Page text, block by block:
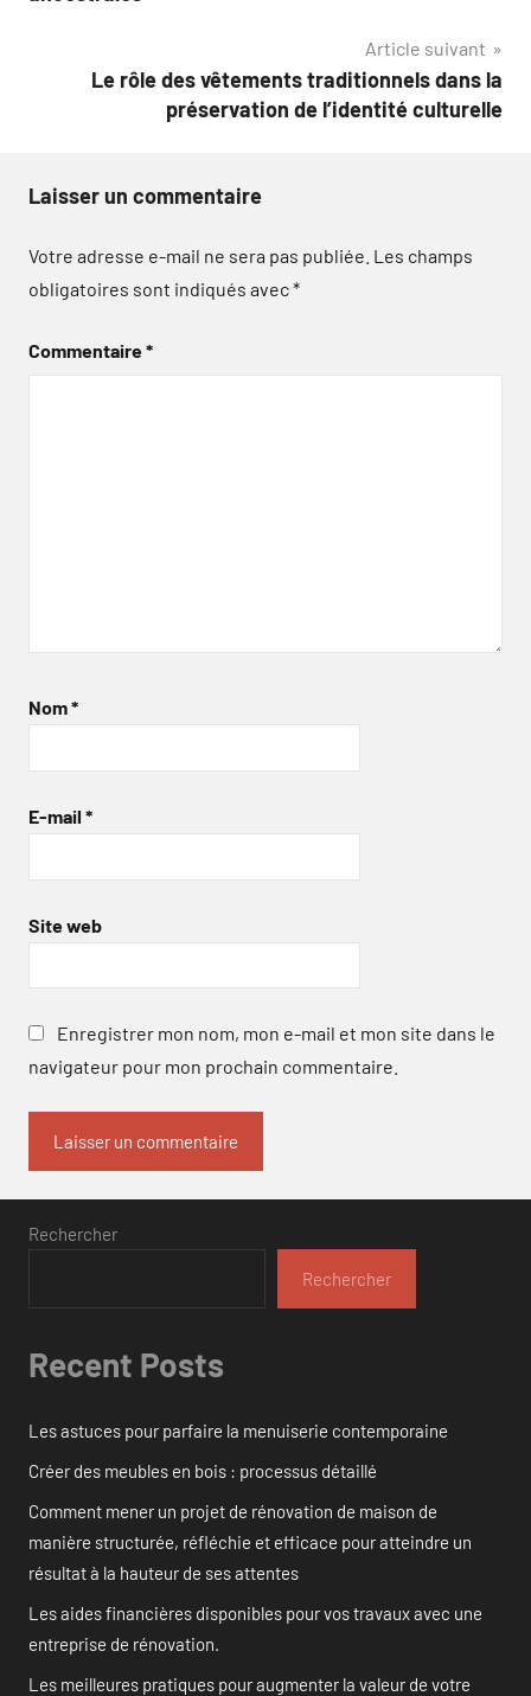
Article suivant
Le rôle des vêtements traditionnels dans la
préservation de l’identité culturelle
Laisser un commentaire
Votre adresse e-mail ne sera pas publiée. Les champs
obligatoires sont indiqués avec*
Commentaire*
Nom*
E-mail *
Site web
Enregistrer mon nom, mon e-mail et mon site dans le
navigateur pour mon prochain commentaire.
Rechercher
Rechercher
Recent Posts
Les astuces pour parfaire la menuiserie contemporaine
Créer des meubles en bois : processus détaillé
Comment mener un projet de rénovation de maison de
manière structurée, réfléchie et efficace pour atteindre un
résultat à la hauteur de ses attentes
Les aides financières disponibles pour vos travaux avec une
entreprise de rénovation.
Les meilleures pratiques pour augmenter la valeur de votre